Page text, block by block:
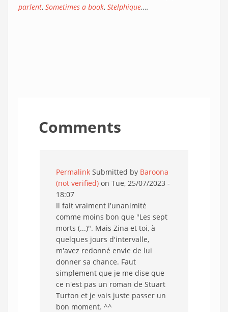
parlent, Sometimes a book, Stelphique,…
Comments
Permalink Submitted by Baroona
(not verified) on Tue, 25/07/2023 -
18:07
Il fait vraiment l'unanimité
comme moins bon que "Les sept
morts (...)". Mais Zina et toi, à
quelques jours d'intervalle,
m'avez redonné envie de lui
donner sa chance. Faut
simplement que je me dise que
ce n'est pas un roman de Stuart
Turton et je vais juste passer un
bon moment. ^^